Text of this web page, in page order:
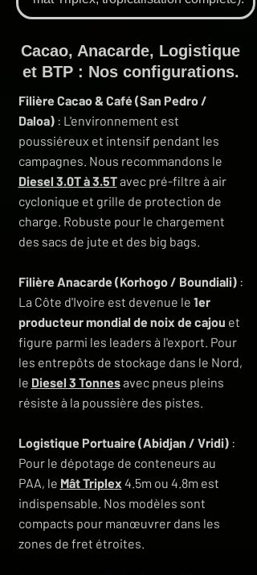
Cacao, Anacarde, Logistique
et BTP : Nos configurations.
Filière Cacao & Café (San Pedro /
Daloa): L'environnement est
poussiéreux et intensif pendant les
campagnes. Nous recommandons le
Diesel 3.0T à 3.5Tavec pré-filtre à air
cyclonique et grille de protection de
charge. Robuste pour le chargement
des sacs de jute et des big bags.
Filière Anacarde (Korhogo / Boundiali):
La Côte d'Ivoire est devenue le 1er
producteur mondial de noix de cajou et
figure parmi les leaders à l'export. Pour
les entrepôts de stockage dans le Nord,
le Diesel 3 Tonnesavec pneus pleins
résiste à la poussière des pistes.
Logistique Portuaire (Abidjan / Vridi):
Pour le dépotage de conteneurs au
PAA, le Mât Triplex 4.5m ou 4.8m est
indispensable. Nos modèles sont
compacts pour manœuvrer dans les
zones de fret étroites.